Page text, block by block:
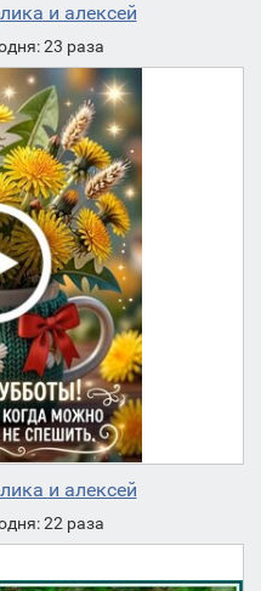
и алексей
23 раза
и алексей
22 раза